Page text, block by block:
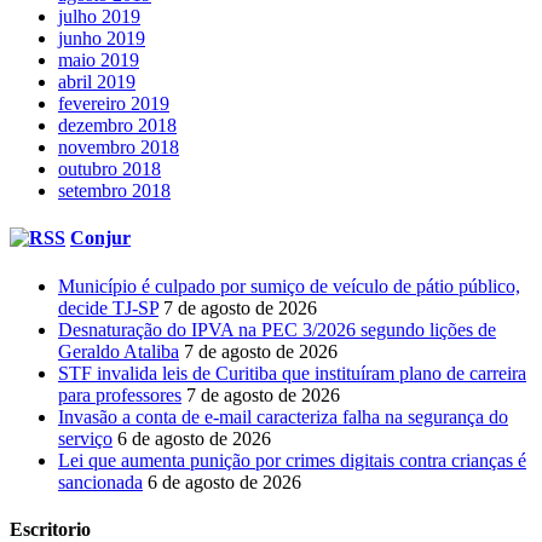
julho 2019
junho 2019
maio 2019
abril 2019
fevereiro 2019
dezembro 2018
novembro 2018
outubro 2018
setembro 2018
Conjur
Município é culpado por sumiço de veículo de pátio público,
decide TJ-SP 7 de agosto de 2026
Desnaturação do IPVA na PEC 3/2026 segundo lições de
Geraldo Ataliba 7 de agosto de 2026
STF invalida leis de Curitiba que instituíram plano de carreira
para professores 7 de agosto de 2026
Invasão a conta de e-mail caracteriza falha na segurança do
serviço 6 de agosto de 2026
Lei que aumenta punição por crimes digitais contra crianças é
sancionada 6 de agosto de 2026
Escritorio